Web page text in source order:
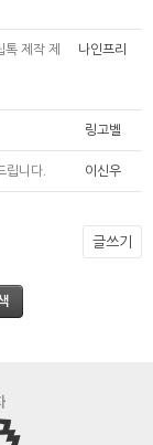
제작 제 나인프리
링고벨
립니다. 이신우
글쓰기